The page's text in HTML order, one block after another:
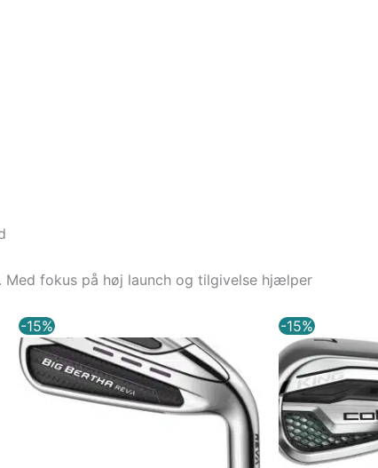
fokus på høj launch og tilgivelse hjælper
-15%
oprindelige
pris
var:
1.849,00 kr..
aktuelle
pris
er:
1.571,65 kr..
-15%